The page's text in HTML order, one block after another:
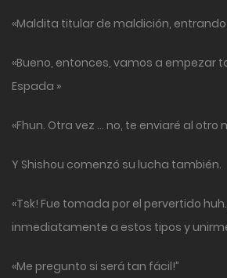
«Maldita titular de maldición,
«Bueno, entonces, vamos a empezar
Espada »
«Fhun. Otra vez … no, te enviaré al otro
Y Shishou comenzó su lucha también.
«Tsk! Fue tomada por el pervertido
inmediatamente a estos tipos y
«Me pregunto si será tan fácil!”